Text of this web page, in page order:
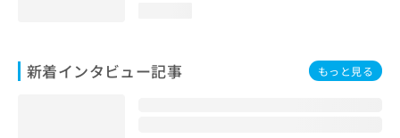
新着インタビュー記事 もっと見る